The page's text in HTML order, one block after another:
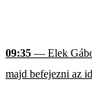
09:35 — Elek
majd befejezni az